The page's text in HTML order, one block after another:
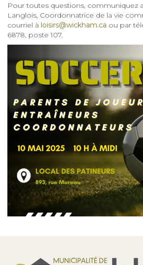
Pour toutes questions, communiquez
Langlois, Coordonnatrice de la vie
courriel à loisirs@wickham.ca ou par
6878, poste 107.